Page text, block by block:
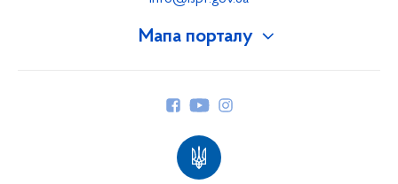
Мапа порталу